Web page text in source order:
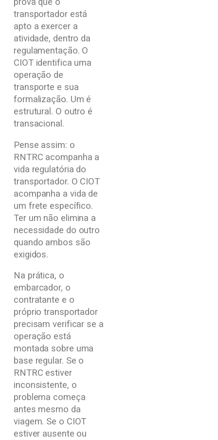
transportador está
apto a exercer a
atividade, dentro da
regulamentação. O
CIOT identifica uma
operação de
transporte e sua
formalização. Um é
estrutural. O outro é
transacional.
Pense assim: o
RNTRC acompanha a
vida regulatória do
transportador. O CIOT
acompanha a vida de
um frete específico.
Ter um não elimina a
necessidade do outro
quando ambos são
exigidos.
Na prática, o
embarcador, o
contratante e o
próprio transportador
precisam verificar se a
operação está
montada sobre uma
base regular. Se o
RNTRC estiver
inconsistente, o
problema começa
antes mesmo da
viagem. Se o CIOT
estiver ausente ou